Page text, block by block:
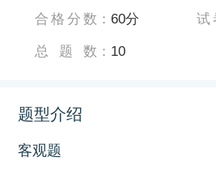
合格分数 ：60分
总题数 ： 10
试
题型介绍
客观题